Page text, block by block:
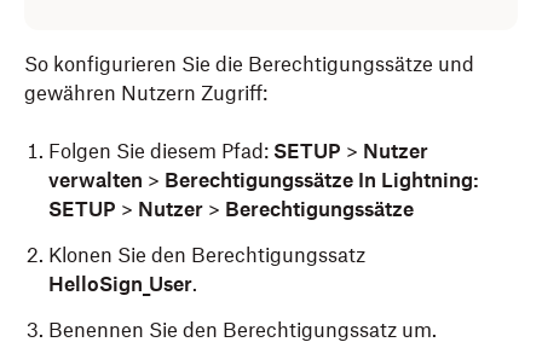
So konfigurieren Sie die Berechtigungssätze und
gewähren Nutzern Zugriff:
Folgen Sie diesem Pfad: SETUP > Nutzer
verwalten > Berechtigungssätze In Lightning:
SETUP > Nutzer > Berechtigungssätze
Klonen Sie den Berechtigungssatz
HelloSign_User.
Benennen Sie den Berechtigungssatz um.